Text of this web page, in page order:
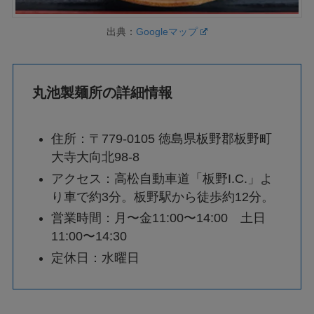
出典： Googleマップ
丸池製麺所の詳細情報
住所：〒779-0105 徳島県板野郡板野町
大寺大向北98-8
アクセス：高松自動車道「板野I.C.」よ
り車で約3分。板野駅から徒歩約12分。
営業時間：月〜金11:00〜14:00 土日
11:00〜14:30
定休日：水曜日